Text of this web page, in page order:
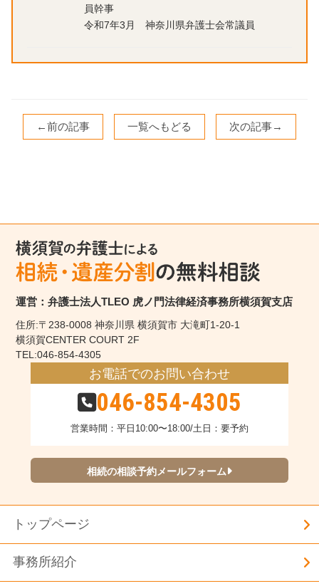
員幹事
令和7年3月 神奈川県弁護士会常議員
←前の記事 一覧へもどる 次の記事→
運営：弁護士法人TLEO 虎ノ門法律経済事務所横須賀支店
住所:〒238-0008 神奈川県 横須賀市 大滝町1-20-1
横須賀CENTER COURT 2F
TEL:046-854-4305
お電話でのお問い合わせ
046-854-4305
営業時間：平日10:00〜18:00/土日：要予約
相続の相談予約メールフォーム
トップページ
事務所紹介